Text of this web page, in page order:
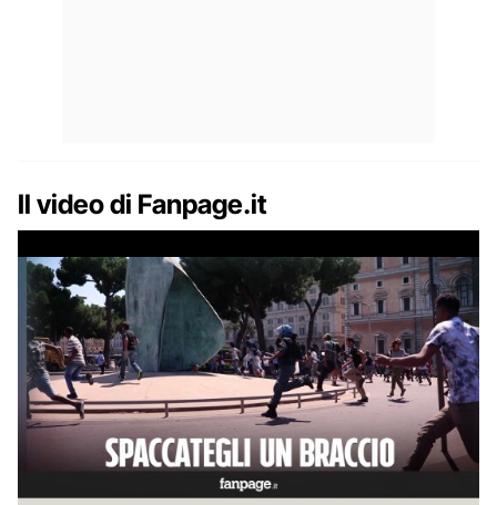
Il video di Fanpage.it